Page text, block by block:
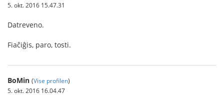
5. okt. 2016 15.47.31
Datreveno.
Fiaĉiĝis, paro, tosti.
BoMin (Vise profilen)
5. okt. 2016 16.04.47